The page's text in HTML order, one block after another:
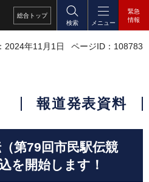
総合 トップ
検索
メニュー
緊急
情報
2024年11月1日 ページID：108783
報道発表資料
第79回市民駅伝競
を開始します！